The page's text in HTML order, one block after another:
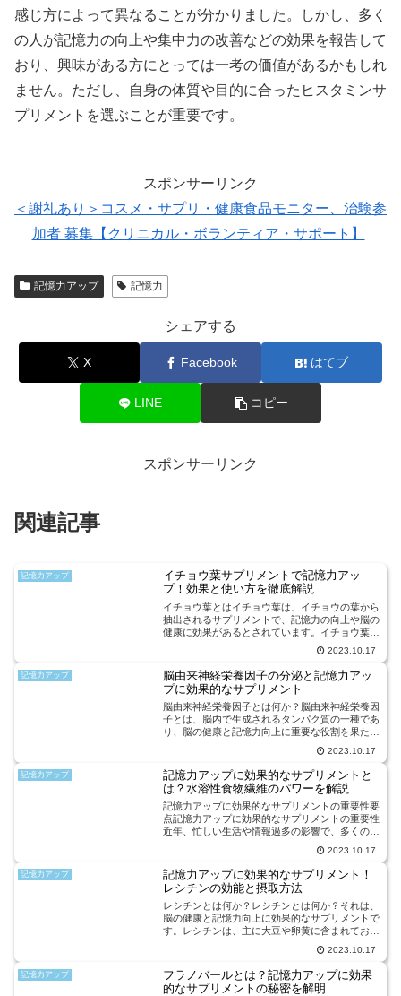
感じ方によって異なることが分かりました。しかし、多く
の人が記憶力の向上や集中力の改善などの効果を報告して
おり、興味がある方にとっては一考の価値があるかもしれ
ません。ただし、自身の体質や目的に合ったヒスタミンサ
プリメントを選ぶことが重要です。
スポンサーリンク
＜謝礼あり＞コスメ・サプリ・健康食品モニター、治験参
加者 募集【クリニカル・ボランティア・サポート】
記憶力アップ 記憶力
シェアする
X Facebook はてブ
LINE コピー
スポンサーリンク
関連記事
記憶力アップ
イチョウ葉サプリメントで記憶力アッ
プ！効果と使い方を徹底解説
イチョウ葉とはイチョウ葉は、イチョウの葉から
抽出されるサプリメントで、記憶力の向上や脳の
健康に効果があるとされています。イチョウ葉に
は、ギンコロールやビロバロールといった成分が
含まれており、これらの成分には血流改善や抗酸
化作用があるとされて...
2023.10.17
記憶力アップ
脳由来神経栄養因子の分泌と記憶力アッ
プに効果的なサプリメント
脳由来神経栄養因子とは何か？脳由来神経栄養因
子とは、脳内で生成されるタンパク質の一種であ
り、脳の健康と記憶力向上に重要な役割を果たし
存を促進し、シナプスの形成や神経伝達物質の合
成にも関与しています...
2023.10.17
記憶力アップ
記憶力アップに効果的なサプリメントと
は？水溶性食物繊維のパワーを解説
記憶力アップに効果的なサプリメントの重要性要
点記憶力アップに効果的なサプリメントの重要性
近年、忙しい生活や情報過多の影響で、多くの
め、記憶力を向上させるための方法やサプリメン
トが注目されています。記...
2023.10.17
記憶力アップ
記憶力アップに効果的なサプリメント！
レシチンの効能と摂取方法
レシチンとは何か？レシチンとは何か？それは、
脳の健康と記憶力向上に効果的なサプリメントで
す。レシチンは、主に大豆や卵黄に含まれてお
り、食品やサプリメントとして市販されていま
す。レシチンの主な効能は、脳細胞の健康維持、
神経伝達物質の生成、記憶...
2023.10.17
記憶力アップ
フラノバールとは？記憶力アップに効果
的なサプリメントの秘密を解明